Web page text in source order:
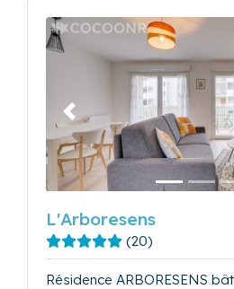
Précédent
L'Arboresens
(20)
Résidence ARBORESENS